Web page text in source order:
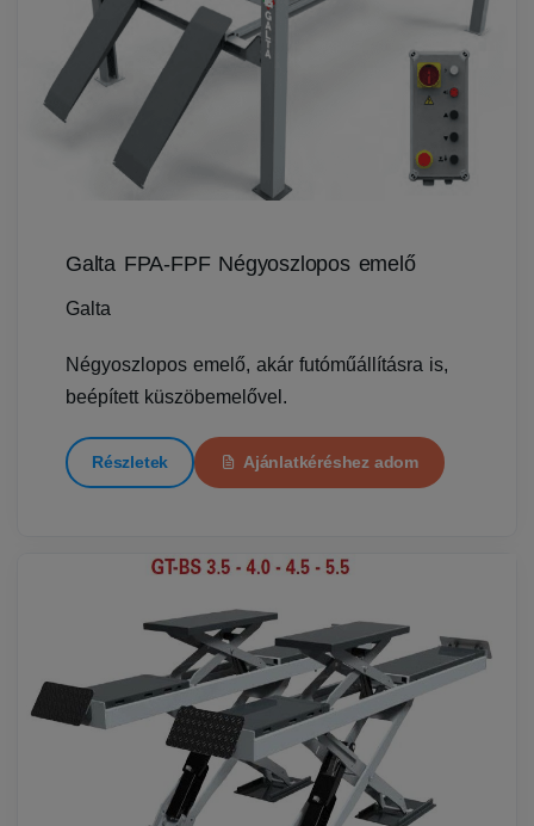
Galta FPA-FPF Négyoszlopos emelő
Galta
Négyoszlopos emelő, akár futóműállításra is,
beépített küszöbemelővel.
Részletek Ajánlatkéréshez adom